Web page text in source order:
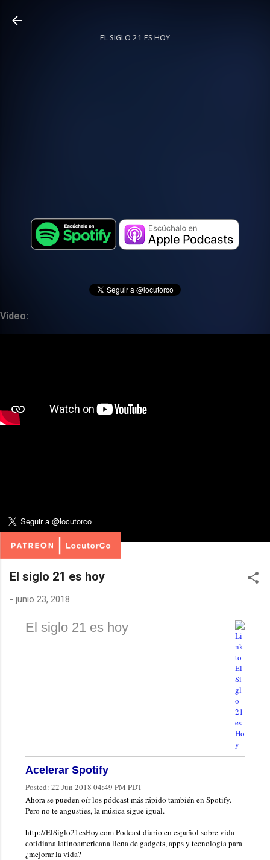
EL SIGLO 21 ES HOY
Video:
El siglo 21 es hoy
- junio 23, 2018
El siglo 21 es hoy
Acelerar Spotify
Posted: 22 Jun 2018 04:49 PM PDT
Ahora se pueden oír los pódcast más rápido también en Spotify.
Pero no te angusties, la música sigue igual.
http://ElSiglo21esHoy.com Podcast diario en español sobre vida
cotidiana latinoamericana llena de gadgets, apps y tecnología para
¿mejorar la vida?